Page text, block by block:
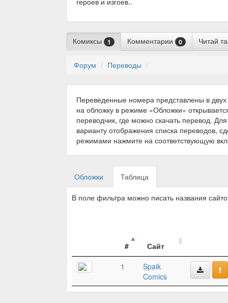
Комиксы 1 Комментарии 0 Читай
Форум Переводы
Переведенные номера представлены в
на обложку в режиме «Обложки»
переводчик, где можно скачать перевод.
варианту отображения списка переводов,
режимами нажмите на соответствующую
Обложки Таблица
В поле фильтра можно писать названия
#
Сайт
1
Spaik
Comics